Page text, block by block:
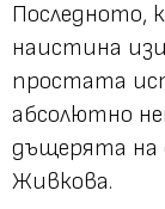
Последното,
наистина
простата
абсолютно
дъщерята на
Живкова.